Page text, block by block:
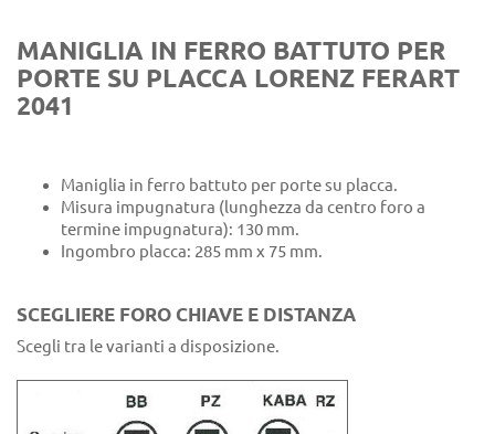
MANIGLIA IN FERRO BATTUTO PER
PORTE SU PLACCA LORENZ FERART
2041
Maniglia in ferro battuto per porte su placca.
Misura impugnatura (lunghezza da centro foro a
termine impugnatura): 130 mm.
Ingombro placca: 285 mm x 75 mm.
SCEGLIERE FORO CHIAVE E DISTANZA
Scegli tra le varianti a disposizione.